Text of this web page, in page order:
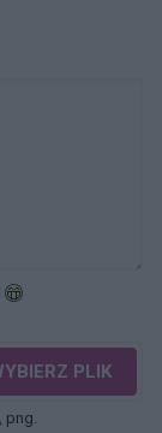
PLIK
png.